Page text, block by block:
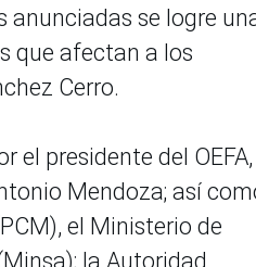
anunciadas se logre
que afectan a los
Cerro.
el presidente del OEFA,
Mendoza; así
el Ministerio de
la Autoridad